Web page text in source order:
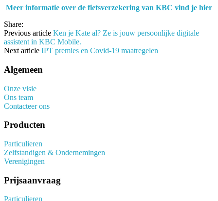
Meer informatie over de fietsverzekering van KBC vind je hier
Share:
Previous article Ken je Kate al? Ze is jouw persoonlijke digitale
assistent in KBC Mobile.
Next article IPT premies en Covid-19 maatregelen
Algemeen
Onze visie
Ons team
Contacteer ons
Producten
Particulieren
Zelfstandigen & Ondernemingen
Verenigingen
Prijsaanvraag
Particulieren